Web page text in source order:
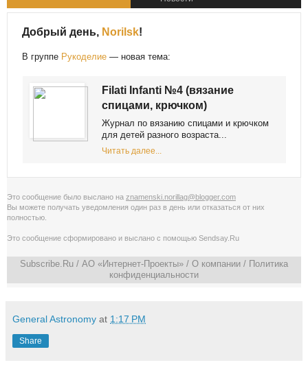
Добрый день, Norilsk!
В группе Рукоделие — новая тема:
Filati Infanti №4 (вязание
спицами, крючком)
Журнал по вязанию спицами и крючком
для детей разного возраста...
Читать далее...
Это сообщение было выслано на znamenski.norillag@blogger.com
Вы можете получать уведомления один раз в день или отказаться от них
полностью
Это сообщение сформировано и выслано с помощью Sendsay.Ru
Subscribe.Ru / АО «Интернет-Проекты» / О компании / Политика
конфиденциальности
General Astronomy at 1:17 PM
Share